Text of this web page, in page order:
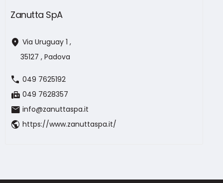
Zanutta SpA
location_on Via Uruguay 1 ,
35127 , Padova
call 049 7625192
fax 049 7628357
mail info@zanuttaspa.it
public https://www.zanuttaspa.it/